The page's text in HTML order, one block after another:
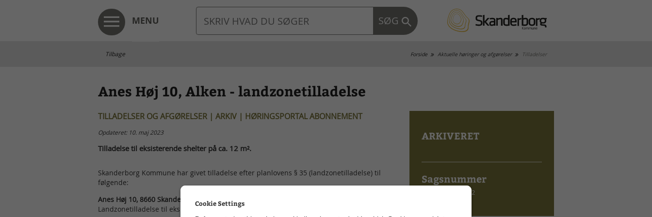
MENU SØG
Tilbage Forside Aktuelle høringer og afgørelser Tilladelser
Anes Høj 10, Alken - landzonetilladelse
TILLADELSER OG AFGØRELSER | ARKIV | HØRINGSPORTAL ABONNEMENT
Opdateret: 10. maj 2023
Tilladelse til eksisterende shelter på ca. 12 m².
Skanderborg Kommune har givet tilladelse efter planlovens § 35 (landzonetilladelse) til
følgende:
Anes Høj 10, 8660 Skanderborg
Landzonetilladelse til eksisterende shelter på ca. 12 m² på matr. nr. 2BE Alken By, Dover.
ARKIVERET
Sagsnummer
01.03.03-P19-99-22
Cookie Settings